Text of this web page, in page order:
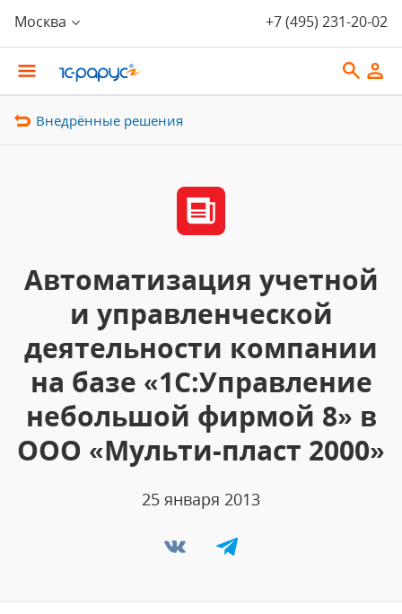
Москва +7 (495) 231-20-02
Внедрённые решения
Автоматизация учетной
и управленческой
деятельности компании
на базе «1С:Управление
небольшой фирмой 8» в
ООО «Мульти-пласт 2000»
25 января 2013